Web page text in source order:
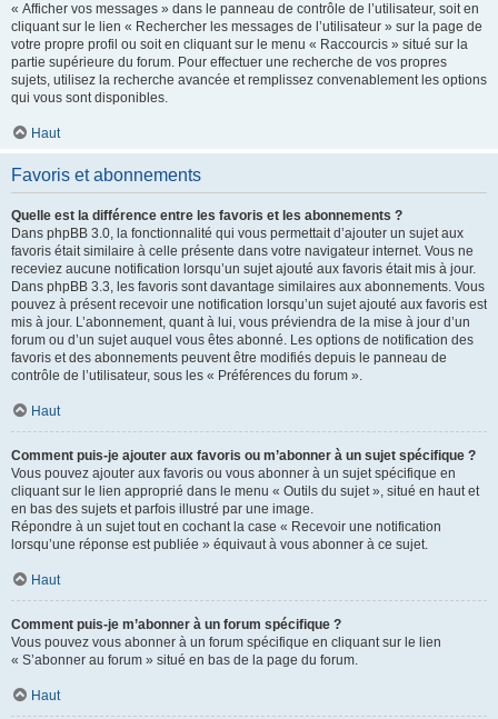
« Afficher vos messages » dans le panneau de contrôle de l’utilisateur, soit en
cliquant sur le lien « Rechercher les messages de l’utilisateur » sur la page de
votre propre profil ou soit en cliquant sur le menu « Raccourcis » situé sur la
partie supérieure du forum. Pour effectuer une recherche de vos propres
sujets, utilisez la recherche avancée et remplissez convenablement les options
qui vous sont disponibles.
Haut
Favoris et abonnements
Quelle est la différence entre les favoris et les abonnements ?
Dans phpBB 3.0, la fonctionnalité qui vous permettait d’ajouter un sujet aux
favoris était similaire à celle présente dans votre navigateur internet. Vous ne
receviez aucune notification lorsqu’un sujet ajouté aux favoris était mis à jour.
Dans phpBB 3.3, les favoris sont davantage similaires aux abonnements. Vous
pouvez à présent recevoir une notification lorsqu’un sujet ajouté aux favoris est
mis à jour. L’abonnement, quant à lui, vous préviendra de la mise à jour d’un
forum ou d’un sujet auquel vous êtes abonné. Les options de notification des
favoris et des abonnements peuvent être modifiés depuis le panneau de
contrôle de l’utilisateur, sous les « Préférences du forum ».
Haut
Comment puis-je ajouter aux favoris ou m’abonner à un sujet spécifique ?
Vous pouvez ajouter aux favoris ou vous abonner à un sujet spécifique en
cliquant sur le lien approprié dans le menu « Outils du sujet », situé en haut et
en bas des sujets et parfois illustré par une image.
Répondre à un sujet tout en cochant la case « Recevoir une notification
lorsqu’une réponse est publiée » équivaut à vous abonner à ce sujet.
Haut
Comment puis-je m’abonner à un forum spécifique ?
Vous pouvez vous abonner à un forum spécifique en cliquant sur le lien
« S’abonner au forum » situé en bas de la page du forum.
Haut